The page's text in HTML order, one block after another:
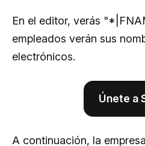
En el editor, verás
empleados verán sus
electrónicos.
Únete a
A continuación, la